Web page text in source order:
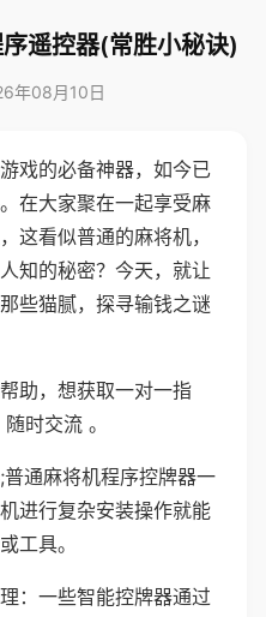
遥控器(常胜小秘诀)
年08月10日
戏的必备神器，如今已
在大家聚在一起享受麻
这看似普通的麻将机，
知的秘密？今天，就让
些猫腻，探寻输钱之谜
助，想获取一对一指
时交流 。
通麻将机程序控牌器一
进行复杂安装操作就能
工具。
：一些智能控牌器通过